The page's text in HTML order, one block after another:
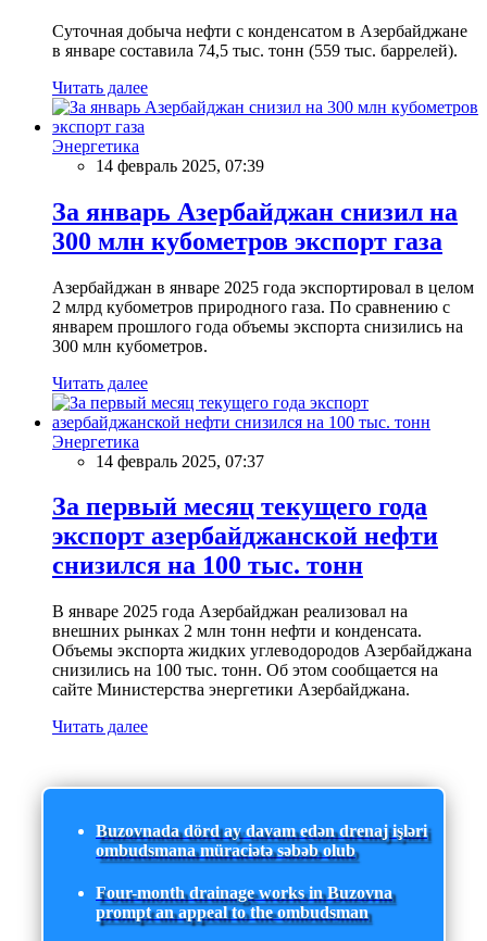
Суточная добыча нефти с конденсатом в Азербайджане
в январе составила 74,5 тыс. тонн (559 тыс. баррелей).
Читать далее
Энергетика
14 февраль 2025, 07:39
За январь Азербайджан снизил на
300 млн кубометров экспорт газа
Азербайджан в январе 2025 года экспортировал в целом
2 млрд кубометров природного газа. По сравнению с
январем прошлого года объемы экспорта снизились на
300 млн кубометров.
Читать далее
Энергетика
14 февраль 2025, 07:37
За первый месяц текущего года
экспорт азербайджанской нефти
снизился на 100 тыс. тонн
В январе 2025 года Азербайджан реализовал на
внешних рынках 2 млн тонн нефти и конденсата.
Объемы экспорта жидких углеводородов Азербайджана
снизились на 100 тыс. тонн. Об этом сообщается на
сайте Министерства энергетики Азербайджана.
Читать далее
Buzovnada dörd ay davam edən drenaj işləri
ombudsmana müraciətə səbəb olub
Four-month drainage works in Buzovna
prompt an appeal to the ombudsman